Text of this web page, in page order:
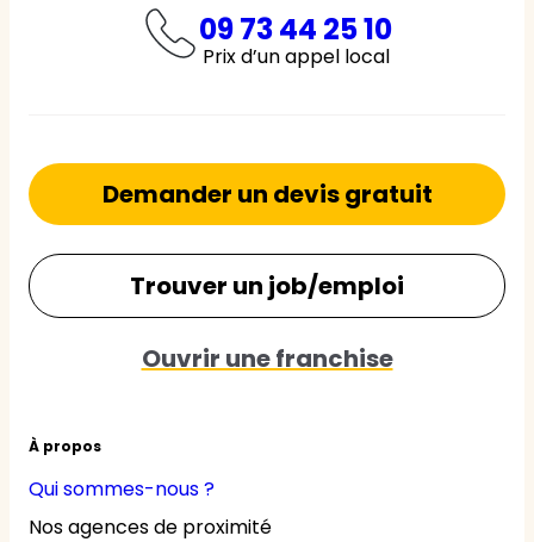
09 73 44 25 10
Prix d’un appel local
À propos
Qui sommes-nous ?
Nos agences de proximité
Demander un devis gratuit
Trouver un job/emploi
Ouvrir une franchise